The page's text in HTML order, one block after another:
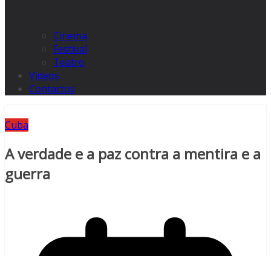
Cinema
Festival
Teatro
Videos
Contactos
Cuba
A verdade e a paz contra a mentira e a
guerra